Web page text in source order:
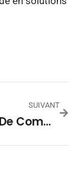
SUIVANT
Comment Une Plateforme De Communication Moderne Renforce La Relation Client Et La Productivité ?